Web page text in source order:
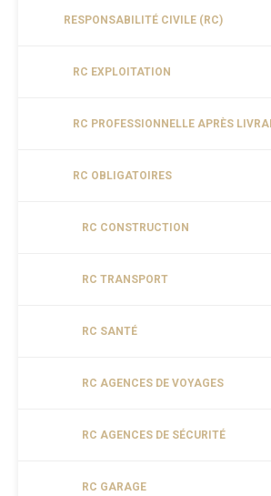
RESPONSABILITÉ CIVILE (RC)
RC EXPLOITATION
RC PROFESSIONNELLE APRÈS
RC OBLIGATOIRES
RC CONSTRUCTION
RC TRANSPORT
RC SANTÉ
RC AGENCES DE VOYAGES
RC AGENCES DE SÉCURITÉ
RC GARAGE